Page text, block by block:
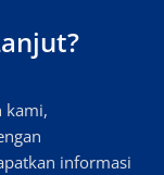
kami,
informasi